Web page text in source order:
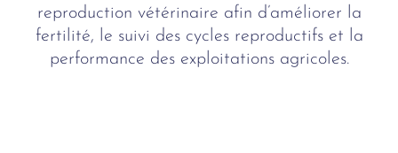
reproduction vétérinaire afin d’améliorer la
fertilité, le suivi des cycles reproductifs et la
performance des exploitations agricoles.